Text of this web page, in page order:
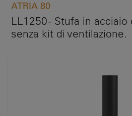
ATRIA 80
LL1250 - Stufa in
senza kit di ventilazione.